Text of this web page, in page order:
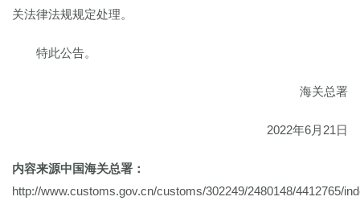
关法律法规规定处理。
特此公告。
海关总署
2022年6月21日
内容来源中国海关总署：
http://www.customs.gov.cn/customs/302249/2480148/4412765/